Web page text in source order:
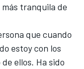
más tranquila de
que cuando
estoy con los
ellos. Ha sido